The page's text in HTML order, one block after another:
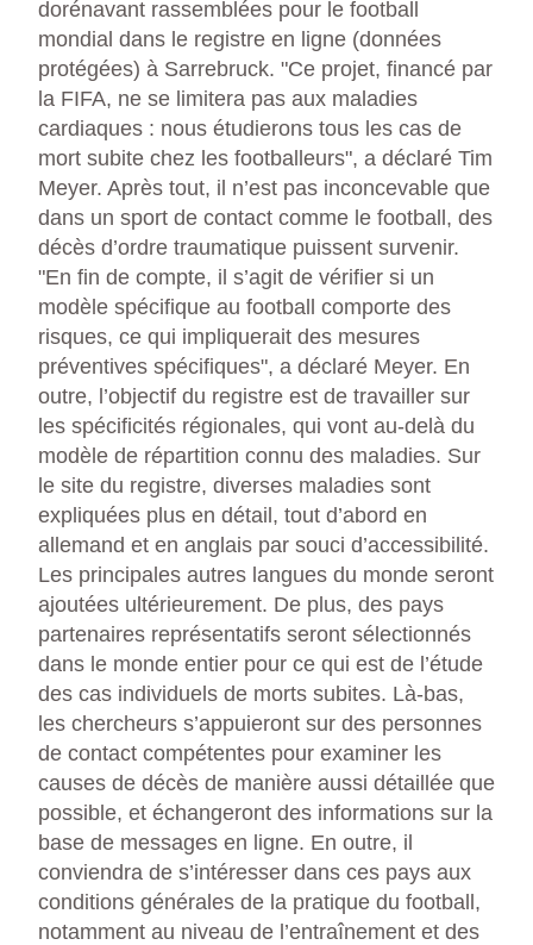
dorénavant rassemblées pour le football
mondial dans le registre en ligne (données
protégées) à Sarrebruck. "Ce projet, financé par
la FIFA, ne se limitera pas aux maladies
cardiaques : nous étudierons tous les cas de
mort subite chez les footballeurs", a déclaré Tim
Meyer. Après tout, il n’est pas inconcevable que
dans un sport de contact comme le football, des
décès d’ordre traumatique puissent survenir.
"En fin de compte, il s’agit de vérifier si un
modèle spécifique au football comporte des
risques, ce qui impliquerait des mesures
préventives spécifiques", a déclaré Meyer. En
outre, l’objectif du registre est de travailler sur
les spécificités régionales, qui vont au-delà du
modèle de répartition connu des maladies. Sur
le site du registre, diverses maladies sont
expliquées plus en détail, tout d’abord en
allemand et en anglais par souci d’accessibilité.
Les principales autres langues du monde seront
ajoutées ultérieurement. De plus, des pays
partenaires représentatifs seront sélectionnés
dans le monde entier pour ce qui est de l’étude
des cas individuels de morts subites. Là-bas,
les chercheurs s’appuieront sur des personnes
de contact compétentes pour examiner les
causes de décès de manière aussi détaillée que
possible, et échangeront des informations sur la
base de messages en ligne. En outre, il
conviendra de s’intéresser dans ces pays aux
conditions générales de la pratique du football,
notamment au niveau de l’entraînement et des